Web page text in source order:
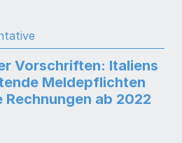
Vorschriften: Italiens
Meldepflichten
ab 2022